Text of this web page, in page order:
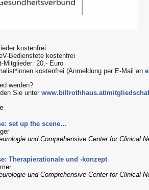
kostenfrei
Bedienstete kostenfrei
Mitglieder: 20,- Euro
kostenfrei (Anmeldung per E-Mail an
werden?
Sie unterwww.billrothhaus.at/
set up the scene…
und Comprehensive Center for Clinical
Therapierationale und -konzept
und Comprehensive Center for Clinical